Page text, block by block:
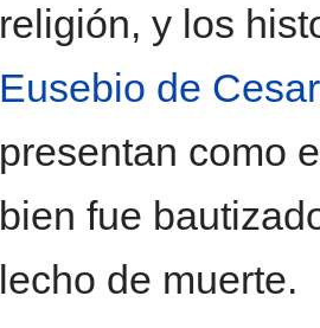
religión, y los
Eusebio de
presentan como
bien fue
lecho de muerte.